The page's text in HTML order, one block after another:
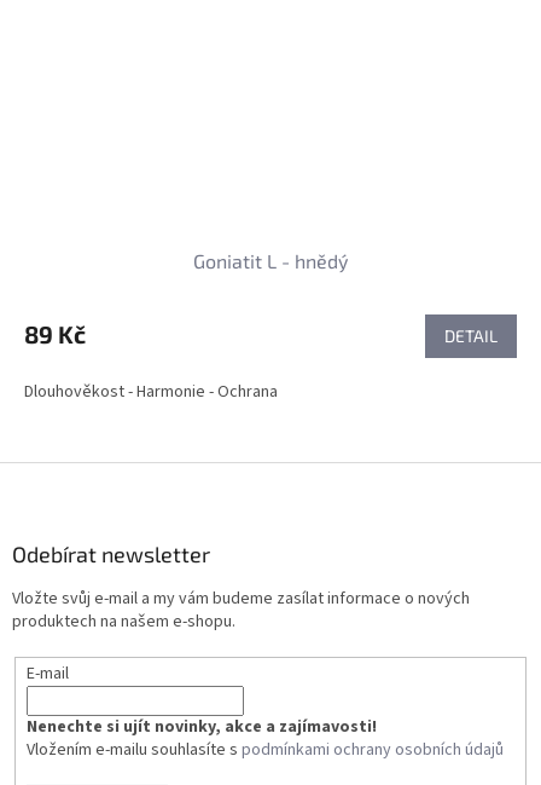
Goniatit L - hnědý
89 Kč DETAIL
Dlouhověkost - Harmonie - Ochrana
Odebírat newsletter
Vložte svůj e-mail a my vám budeme zasílat informace o nových
produktech na našem e-shopu.
E-mail
Nenechte si ujít novinky, akce a zajímavosti!
Vložením e-mailu souhlasíte s podmínkami ochrany osobních údajů